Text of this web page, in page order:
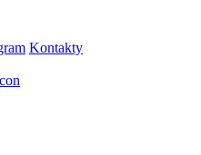
Kontakty